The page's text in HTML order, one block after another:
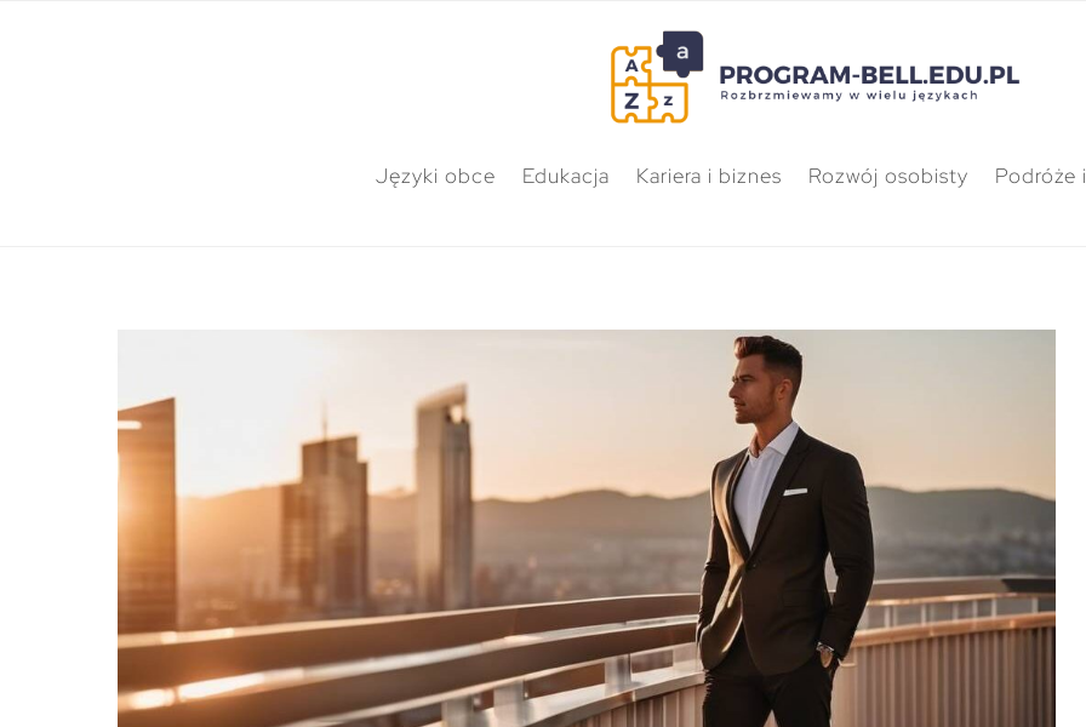
Języki obce Edukacja Kariera i biznes Rozwój osobisty Podróże